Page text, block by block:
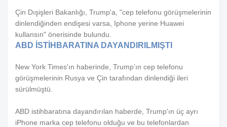
Çin Dışişleri Bakanlığı, Trump'a, "cep telefonu görüşmelerinin
dinlendiğinden endişesi varsa, Iphone yerine Huawei
kullansın" önerisinde bulundu.
ABD İSTİHBARATINA DAYANDIRILMIŞTI
New York Times'ın haberinde, Trump’ın cep telefonu
görüşmelerinin Rusya ve Çin tarafından dinlendiği ileri
sürülmüştü.
ABD istihbaratına dayandırılan haberde, Trump'ın üç ayrı
iPhone marka cep telefonu olduğu ve bu telefonlardan